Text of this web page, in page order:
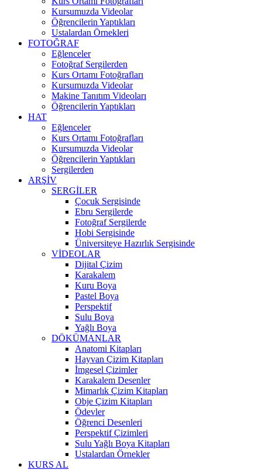
Kursumuzda Videolar
Öğrencilerin Yaptıkları
Ustalardan Örnekleri
FOTOĞRAF
Eğlenceler
Fotoğraf Sergilerden
Kurs Ortamı Fotoğrafları
Kursumuzda Videolar
Makine Tanıtım Videoları
Öğrencilerin Yaptıkları
HAT
Eğlenceler
Kurs Ortamı Fotoğrafları
Kursumuzda Videolar
Öğrencilerin Yaptıkları
Sergilerden
ARŞİV
SERGİLER
Çocuk Sergisinde
Ebru Sergilerde
Fotoğraf Sergilerde
Hobi Sergisinde
Üniversiteye Hazırlık Sergisinde
VİDEOLAR
Dijital Çizim
Karakalem
Kuru Boya
Pastel Boya
Perspektif
Sulu Boya
Yağlı Boya
DÖKÜMANLAR
Anatomi Kitapları
Hayvan Çizim Kitapları
İmgesel Çizimler
Karakalem Desenler
Mimarlık Çizim Kitapları
Obje Çizim Kitapları
Ödevler
Öğrenci Desenleri
Perspektif Çizimleri
Sulu Yağlı Boya Kitapları
Ustalardan Örnekler
KURS AL